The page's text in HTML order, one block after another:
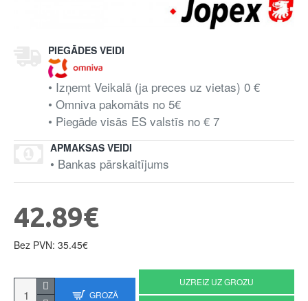
PIEGĀDES VEIDI
• Izņemt Veikalā (ja preces uz vietas) 0 €
• Omniva pakomāts no 5€
• Piegāde visās ES valstīs no € 7
APMAKSAS VEIDI
• Bankas pārskaitījums
42.89€
Bez PVN: 35.45€
GROZĀ
UZREIZ UZ GROZU